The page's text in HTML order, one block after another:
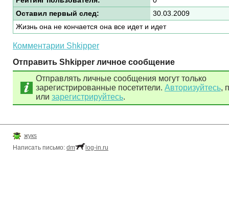
Оставил первый след:
30.03.2009
Жизнь она не кончается она все идет и идет
Комментарии Shkipper
Отправить Shkipper личное сообщение
Отправлять личные сообщения могут только
зарегистрированные посетители. Авторизуйтесь,
или зарегистрируйтесь.
жукs
Написать письмо: dm log-in.ru